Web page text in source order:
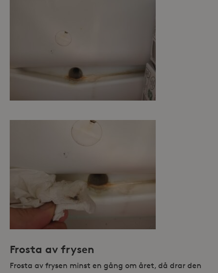
Frosta av frysen
Frosta av frysen minst en gång om året, då drar den